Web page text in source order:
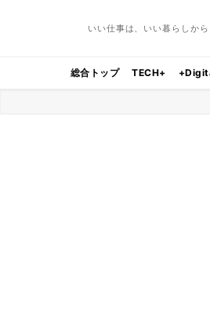
いい仕事は、いい暮らしから
総合トップ TECH+